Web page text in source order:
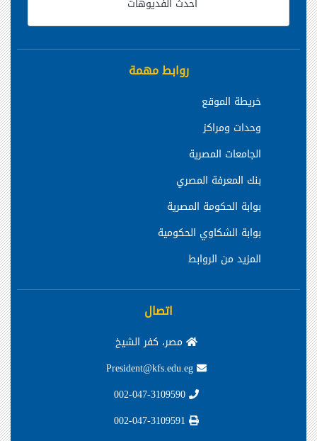
أحدث الفديوهات
روابط مهمة
خريطة الموقع
وحدات ومراكز
الجامعات المصرية
بنك المعرفة المصري
بوابة الحكومة المصرية
بوابة الشكاوي الحكومية
المزيد من الروابط
اتصال
مصر، كفر الشيخ